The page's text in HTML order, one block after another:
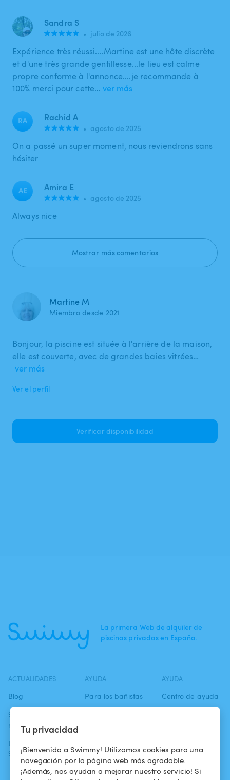
Tu privacidad
¡Bienvenido a Swimmy! Utilizamos cookies para una
navegación por la página web más agradable.
¡Además, nos ayudan a mejorar nuestro servicio! Si
Sandra S
• julio de 2026
Expérience très réussi....Martine est une hôte discrète
et d'une très grande gentillesse...le lieu est calme
propre conforme à l'annonce....je recommande à
100% merci pour cette… ver más
RA Rachid A
• agosto de 2025
On a passé un super moment, nous reviendrons sans
hésiter
AE Amira E
• agosto de 2025
Always nice
Mostrar más comentarios
Martine M
Miembro desde 2021
Bonjour, la piscine est située à l'arrière de la maison,
elle est couverte, avec de grandes baies vitrées…
ver más
Ver el perfil
Verificar disponibilidad
La primera Web de alquiler de
piscinas privadas en España.
ACTUALIDADES
Blog
Swimmy en los
medios
La aventura
Swimmy
AYUDA
Para los bañistas
piscina
¿Cómo funciona?
AYUDA
Centro de ayuda
confidencialidad
Aviso legal